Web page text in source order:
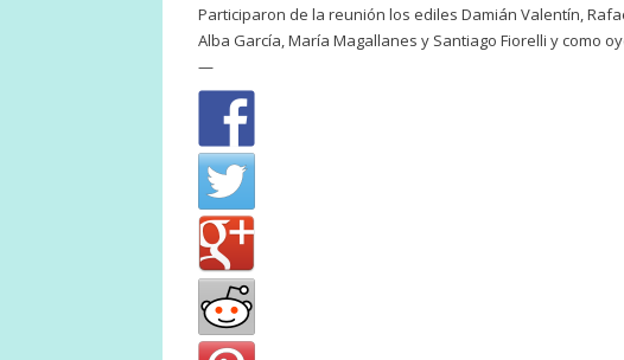
Participaron de la reunión los ediles Damián Valentín,
Alba García, María Magallanes y Santiago Fiorelli y como
—